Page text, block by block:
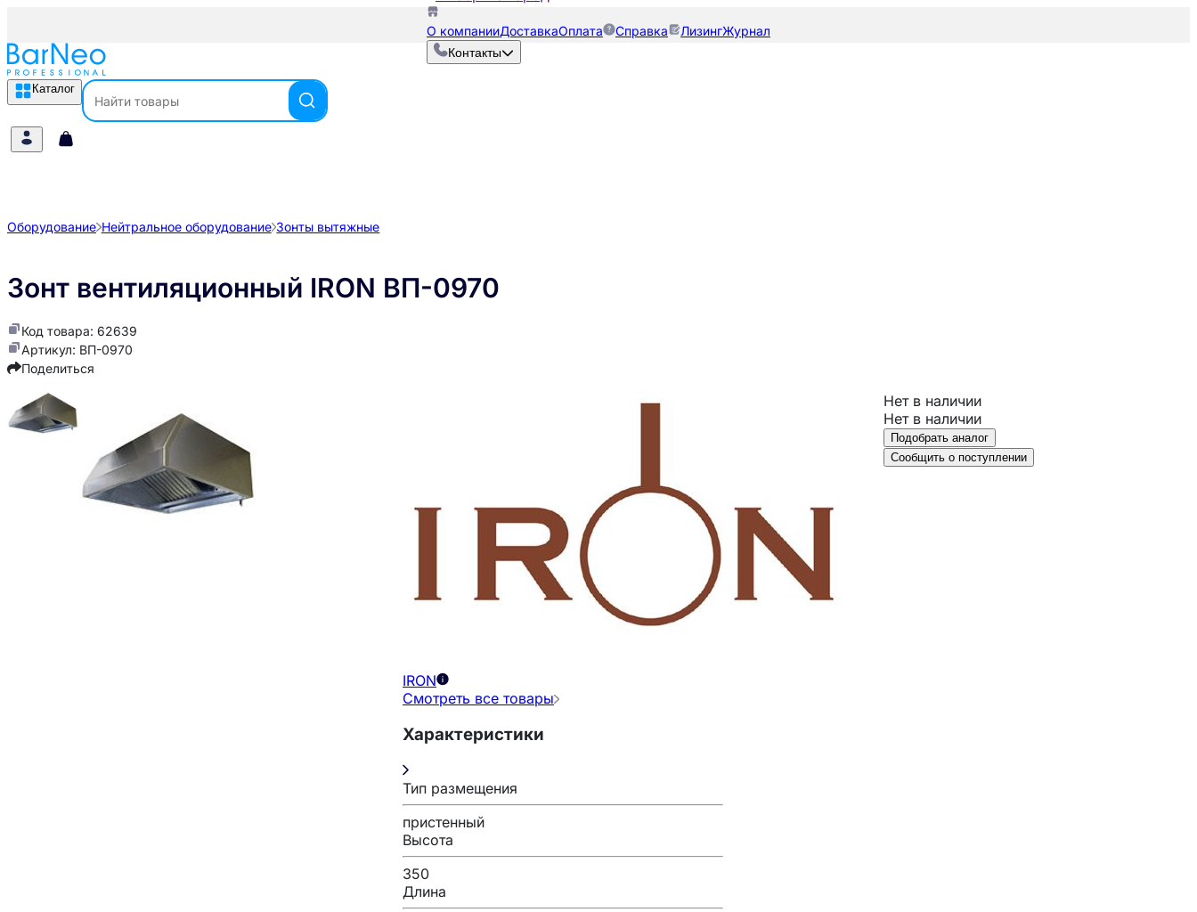
О компанииДоставкаОплата Справка ЛизингЖурнал
Контакты
Каталог
Оборудование Нейтральное оборудование Зонты вытяжные
Зонт вентиляционный IRON ВП-0970
Код товара: 62639
Артикул: ВП-0970
Поделиться
IRON
Смотреть все товары
Характеристики
Тип размещения
пристенный
Высота
350
Длина
Нет в наличии
Нет в наличии
Подобрать аналог
Сообщить о поступлении